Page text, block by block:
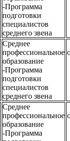
-Программа
подготовки
специалистов
среднего звена
Среднее
профессиональное
образование
-Программа
подготовки
специалистов
среднего звена
Среднее
профессиональное
образование
-Программа